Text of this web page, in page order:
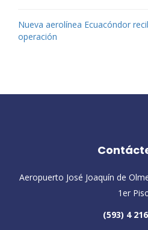
Nueva aerolínea Ecuacóndor
operación
Aeropuerto José Joaquín de
1er
(593) 4